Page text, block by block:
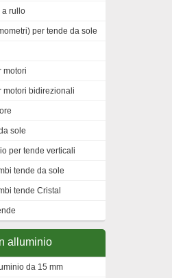
a rullo
per tende da sole
motori
motori bidirezionali
sole
per tende verticali
tende da sole
tende Cristal
alluminio
da 15 mm